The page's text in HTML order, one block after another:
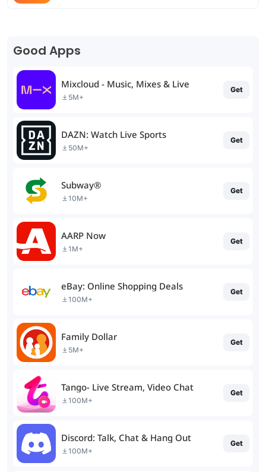
Good Apps
Mixcloud - Music, Mixes & Live
5M+
Get
DAZN: Watch Live Sports
50M+
Get
Subway®
10M+
Get
AARP Now
1M+
Get
eBay: Online Shopping Deals
100M+
Get
Family Dollar
5M+
Get
Tango- Live Stream, Video Chat
100M+
Get
Discord: Talk, Chat & Hang Out
100M+
Get